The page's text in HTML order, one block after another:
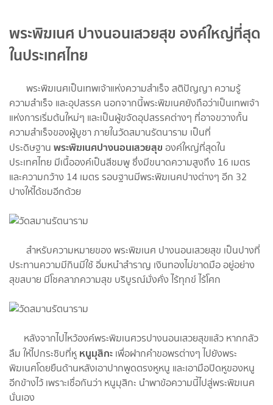
พระพิฆเนศ ปางนอนเสวยสุข องค์ใหญ่ที่สุด
ในประเทศไทย
พระพิฆเนศเป็นเทพเจ้าแห่งความสำเร็จ สติปัญญา ความรู้
ความสำเร็จ และอุปสรรค นอกจากนี้พระพิฆเนศยังถือว่าเป็นเทพเจ้า
แห่งการเริ่มต้นใหม่ๆ และเป็นผู้ขจัดอุปสรรคต่างๆ ที่อาจขวางกั้น
ความสำเร็จของผู้บูชา ภายในวัดสมานรัตนาราม เป็นที่
ประดิษฐาน พระพิฆเนศปางนอนเสวยสุข องค์ใหญ่ที่สุดใน
ประเทศไทย มีเนื้อองค์เป็นสีชมพู ซึ่งมีขนาดความสูงถึง 16 เมตร
และความกว้าง 14 เมตร รอบฐานมีพระพิฆเนศปางต่างๆ อีก 32
ปางให้ได้ชมอีกด้วย
สำหรับความหมายของ พระพิฆเนศ ปางนอนเสวยสุข เป็นปางที่
ประทานความมีกินมีใช้ อิ่มหนำสำราญ เงินทองไม่ขาดมือ อยู่อย่าง
สุขสบาย มีโชคลาภความสุข บริบูรณ์มั่งคั่ง ไร้ทุกข์ ไร้โศก
หลังจากไปไหว้องค์พระพิฆเนศวรปางนอนเสวยสุขแล้ว หากกลัว
ลืม ให้ไปกระซิบที่หู หนูมุสิกะ เพื่อฝากคำขอพรต่างๆ ไปยังพระ
พิฆเนศโดยยืนด้านหลังเอาปากพูดตรงหูหนู และเอามือปิดหูของหนู
อีกข้างไว้ เพราะเชื่อกันว่า หนูมุสิกะ นำพาข้อความนี้ไปสู่พระพิฆเนศ
นั่นเอง